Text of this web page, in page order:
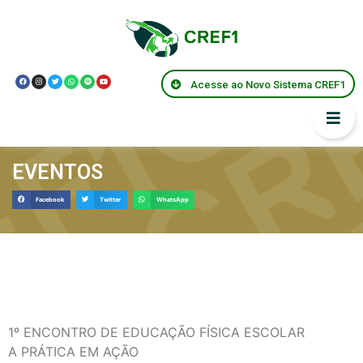
Acesse ao Novo Sistema CREF1
EVENTOS
Facebook Twitter WhatsApp
1º ENCONTRO DE EDUCAÇÃO FÍSICA ESCOLAR
A PRÁTICA EM AÇÃO